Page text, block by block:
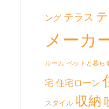
ング テラス
メーカ
ルーム ペットと暮ら
宅 住宅ローン
スタイル 収納